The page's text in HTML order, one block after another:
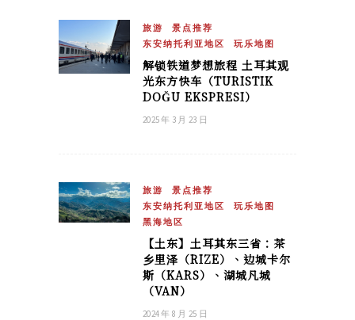
旅游
景点推荐
东安纳托利亚地区
玩乐地图
解锁铁道梦想旅程 土耳其观
光东方快车（TURISTIK
DOĞU EKSPRESI）
2025 年 3 月 23 日
旅游
景点推荐
东安纳托利亚地区
玩乐地图
黑海地区
【土东】土耳其东三省：茶
乡里泽（RIZE）、边城卡尔
斯（KARS）、湖城凡城
（VAN）
2024 年 8 月 25 日